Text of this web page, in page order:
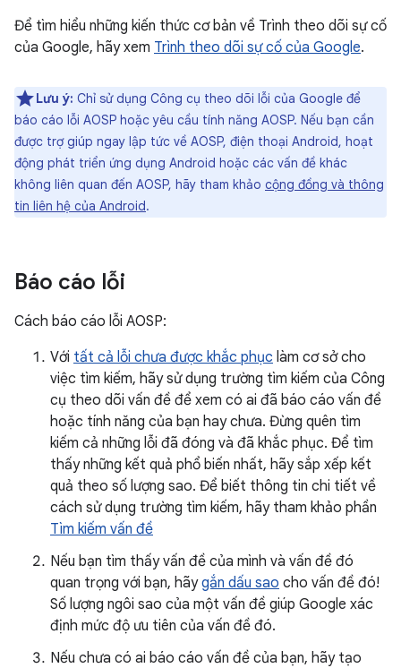
Để tìm hiểu những kiến thức cơ bản về Trình theo dõi sự cố
của Google, hãy xem Trình theo dõi sự cố của Google.
Lưu ý: Chỉ sử dụng Công cụ theo dõi lỗi của Google để
báo cáo lỗi AOSP hoặc yêu cầu tính năng AOSP. Nếu bạn cần
được trợ giúp ngay lập tức về AOSP, điện thoại Android, hoạt
động phát triển ứng dụng Android hoặc các vấn đề khác
không liên quan đến AOSP, hãy tham khảo cộng đồng và thông
tin liên hệ của Android.
Báo cáo lỗi
Cách báo cáo lỗi AOSP:
Với tất cả lỗi chưa được khắc phục làm cơ sở cho
việc tìm kiếm, hãy sử dụng trường tìm kiếm của Công
cụ theo dõi vấn đề để xem có ai đã báo cáo vấn đề
hoặc tính năng của bạn hay chưa. Đừng quên tìm
kiếm cả những lỗi đã đóng và đã khắc phục. Để tìm
thấy những kết quả phổ biến nhất, hãy sắp xếp kết
quả theo số lượng sao. Để biết thông tin chi tiết về
cách sử dụng trường tìm kiếm, hãy tham khảo phần
Tìm kiếm vấn đề
Nếu bạn tìm thấy vấn đề của mình và vấn đề đó
quan trọng với bạn, hãygắn dấu sao cho vấn đề đó!
Số lượng ngôi sao của một vấn đề giúp Google xác
định mức độ ưu tiên của vấn đề đó.
Nếu chưa có ai báo cáo vấn đề của bạn, hãy tạo